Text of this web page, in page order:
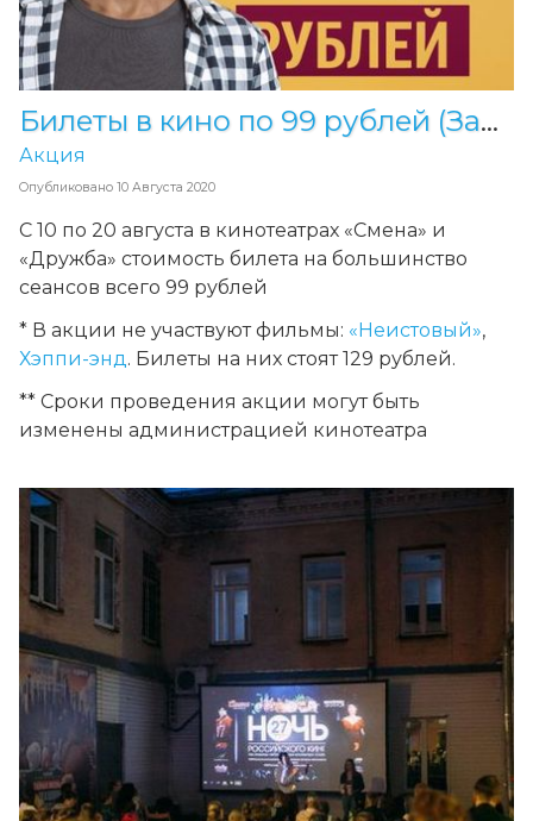
Билеты в кино по 99 рублей (Завершена)
Опубликовано 10 Августа 2020
Акция
С 10 по 20 августа в кинотеатрах «Смена» и
«Дружба» стоимость билета на большинство
сеансов всего 99 рублей
* В акции не участвуют фильмы: «Неистовый»,
Хэппи-энд. Билеты на них стоят 129 рублей.
** Сроки проведения акции могут быть
изменены администрацией кинотеатра